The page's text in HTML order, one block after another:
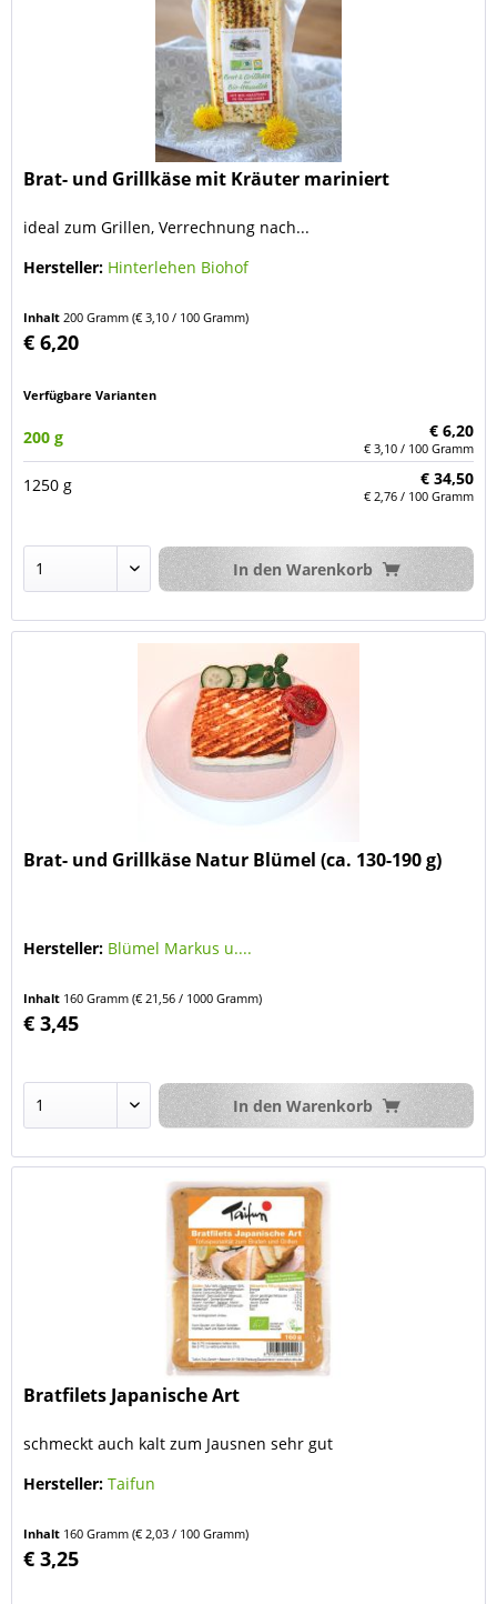
Brat- und Grillkäse mit Kräuter mariniert
ideal zum Grillen, Verrechnung nach...
Hersteller: Hinterlehen Biohof
Inhalt 200 Gramm(€ 3,10 / 100 Gramm)
€ 6,20
Verfügbare Varianten
200 g € 6,20
€ 3,10 / 100 Gramm
1250 g € 34,50
€ 2,76 / 100 Gramm
In den Warenkorb
Brat- und Grillkäse Natur Blümel (ca. 130-190 g)
Hersteller: Blümel Markus u....
Inhalt 160 Gramm(€ 21,56 / 1000 Gramm)
€ 3,45
In den Warenkorb
Bratfilets Japanische Art
schmeckt auch kalt zum Jausnen sehr gut
Hersteller: Taifun
Inhalt 160 Gramm(€ 2,03 / 100 Gramm)
€ 3,25